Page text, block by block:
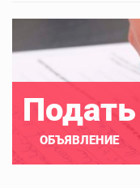
Подать
ОБЪЯВЛЕНИЕ